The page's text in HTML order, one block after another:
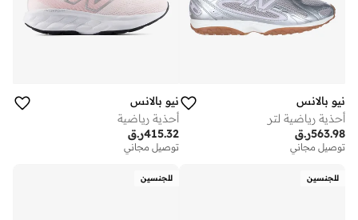
نيو بالانس
أحذية رياضية لتر
ر.ق563.98
توصيل مجاني
نيو بالانس
أحذية رياضية
ر.ق415.32
توصيل مجاني
للجنسين للجنسين